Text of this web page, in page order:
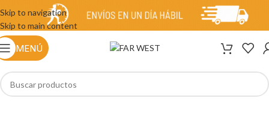
Skip to navigation
Skip to main content
MENÚ